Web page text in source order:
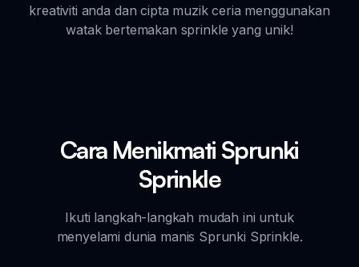
kreativiti anda dan cipta muzik ceria menggunakan
watak bertemakan sprinkle yang unik!
Cara Menikmati Sprunki
Sprinkle
Ikuti langkah-langkah mudah ini untuk
menyelami dunia manis Sprunki Sprinkle.